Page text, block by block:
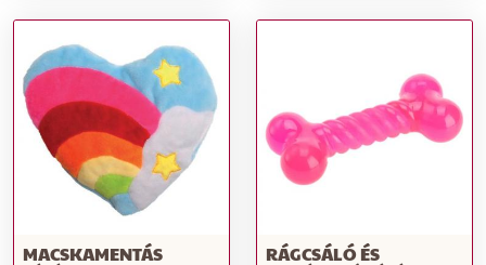
MACSKAMENTÁS
RÁGCSÁLÓ ÉS